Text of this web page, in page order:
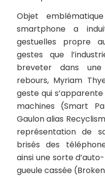
Objet
smartphone a
gestuelles propre
gestes que
breveter dans
rebours, Myriam
geste qui
machines (Smart
Gaulon alias
représentation de
brisés des
ainsi une sorte
gueule cassée